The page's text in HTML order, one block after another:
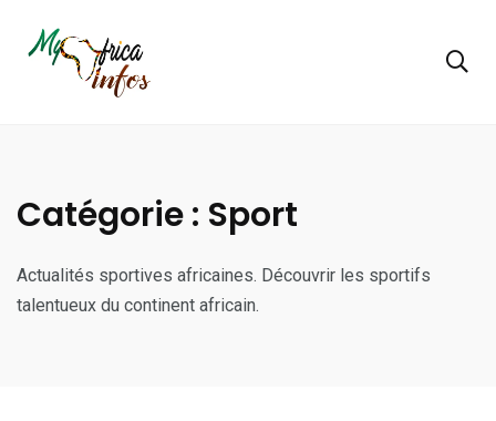
Catégorie : Sport
Actualités sportives africaines. Découvrir les sportifs
talentueux du continent africain.